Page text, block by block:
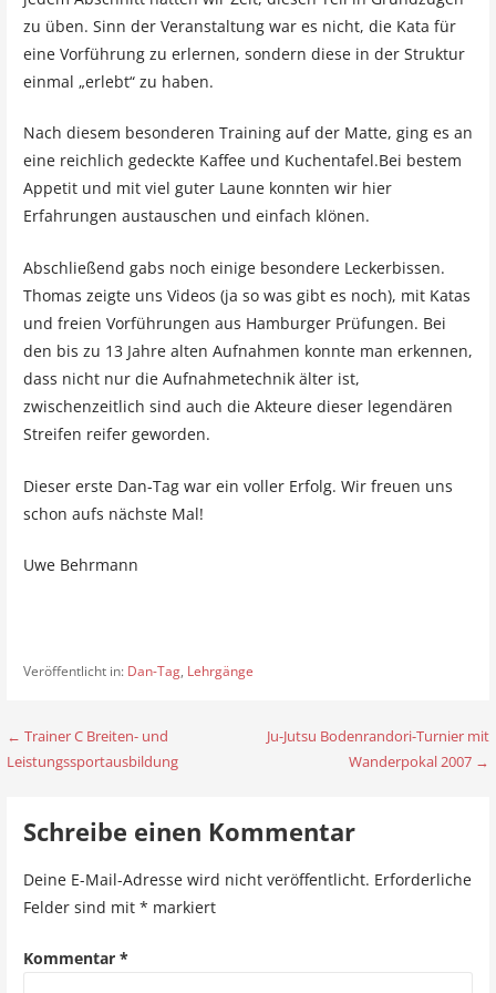
zu üben. Sinn der Veranstaltung war es nicht, die Kata für
eine Vorführung zu erlernen, sondern diese in der Struktur
einmal „erlebt“ zu haben.
Nach diesem besonderen Training auf der Matte, ging es an
eine reichlich gedeckte Kaffee und Kuchentafel.Bei bestem
Appetit und mit viel guter Laune konnten wir hier
Erfahrungen austauschen und einfach klönen.
Abschließend gabs noch einige besondere Leckerbissen.
Thomas zeigte uns Videos (ja so was gibt es noch), mit Katas
und freien Vorführungen aus Hamburger Prüfungen. Bei
den bis zu 13 Jahre alten Aufnahmen konnte man erkennen,
dass nicht nur die Aufnahmetechnik älter ist,
zwischenzeitlich sind auch die Akteure dieser legendären
Streifen reifer geworden.
Dieser erste Dan-Tag war ein voller Erfolg. Wir freuen uns
schon aufs nächste Mal!
Uwe Behrmann
Veröffentlicht in: Dan-Tag, Lehrgänge
B
a
← Trainer C Breiten- und
Leistungssportausbildung
Ju-Jutsu Bodenrandori-Turnier mit
Wanderpokal 2007 →
Schreibe einen Kommentar
Deine E-Mail-Adresse wird nicht veröffentlicht. Erforderliche
Felder sind mit * markiert
Kommentar *